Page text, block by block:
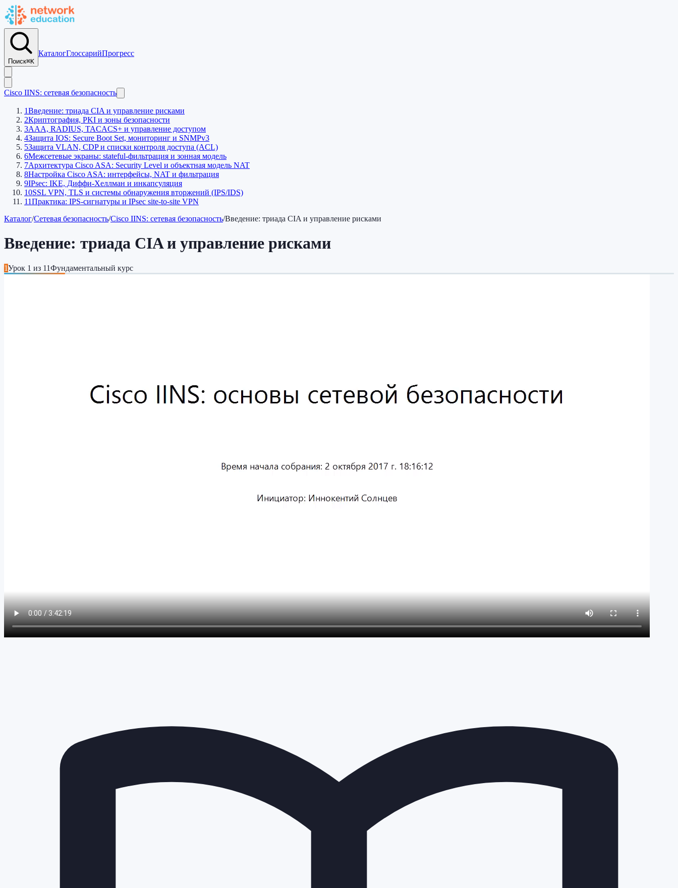
Поиск⌘K
КаталогГлоссарийПрогресс
Cisco IINS: сетевая безопасность
1Введение: триада CIA и управление рисками
2Криптография, PKI и зоны безопасности
3AAA, RADIUS, TACACS+ и управление доступом
4Защита IOS: Secure Boot Set, мониторинг и SNMPv3
5Защита VLAN, CDP и списки контроля доступа (ACL)
6Межсетевые экраны: stateful-фильтрация и зонная модель
7Архитектура Cisco ASA: Security Level и объектная модель NAT
8Настройка Cisco ASA: интерфейсы, NAT и фильтрация
9IPsec: IKE, Диффи-Хеллман и инкапсуляция
10SSL VPN, TLS и системы обнаружения вторжений (IPS/IDS)
11Практика: IPS-сигнатуры и IPsec site-to-site VPN
Каталог/Сетевая безопасность/Cisco IINS: сетевая безопасность/Введение: триада CIA и управление рисками
Введение: триада CIA и управление рисками
1Урок 1 из 11Фундаментальный курс